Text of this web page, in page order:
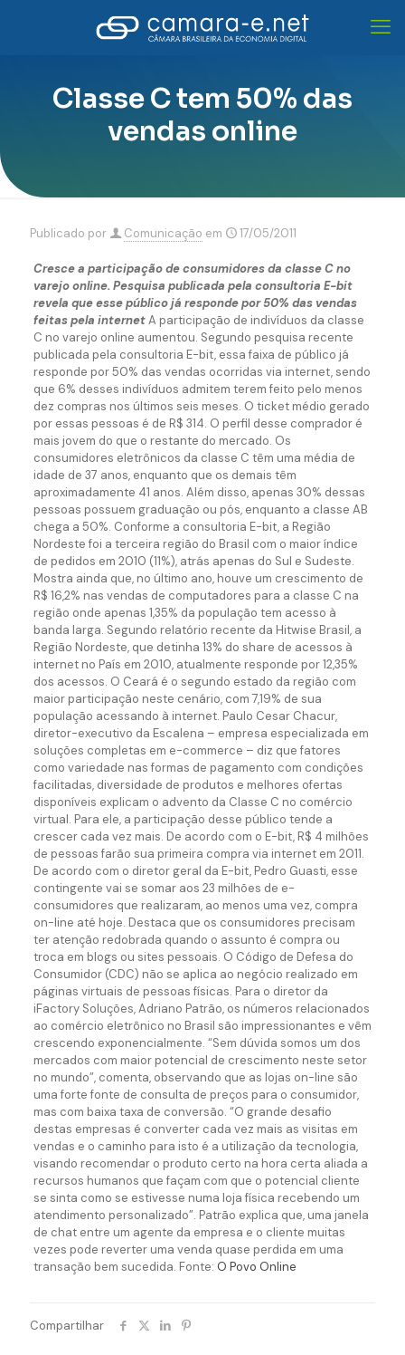
Classe C tem 50% das
vendas online
Publicado por Comunicação em 17/05/2011
Cresce a participação de consumidores da classe C no
varejo online. Pesquisa publicada pela consultoria E-bit
revela que esse público já responde por 50% das vendas
feitas pela internetA participação de indivíduos da classe
C no varejo online aumentou. Segundo pesquisa recente
publicada pela consultoria E-bit, essa faixa de público já
responde por 50% das vendas ocorridas via internet, sendo
que 6% desses indivíduos admitem terem feito pelo menos
dez compras nos últimos seis meses. O ticket médio gerado
por essas pessoas é de R$ 314. O perfil desse comprador é
mais jovem do que o restante do mercado. Os
consumidores eletrônicos da classe C têm uma média de
idade de 37 anos, enquanto que os demais têm
aproximadamente 41 anos. Além disso, apenas 30% dessas
pessoas possuem graduação ou pós, enquanto a classe AB
chega a 50%. Conforme a consultoria E-bit, a Região
Nordeste foi a terceira região do Brasil com o maior índice
de pedidos em 2010 (11%), atrás apenas do Sul e Sudeste.
Mostra ainda que, no último ano, houve um crescimento de
R$ 16,2% nas vendas de computadores para a classe C na
região onde apenas 1,35% da população tem acesso à
banda larga. Segundo relatório recente da Hitwise Brasil, a
Região Nordeste, que detinha 13% do share de acessos à
internet no País em 2010, atualmente responde por 12,35%
dos acessos. O Ceará é o segundo estado da região com
maior participação neste cenário, com 7,19% de sua
população acessando à internet. Paulo Cesar Chacur,
diretor-executivo da Escalena – empresa especializada em
soluções completas em e-commerce – diz que fatores
como variedade nas formas de pagamento com condições
facilitadas, diversidade de produtos e melhores ofertas
disponíveis explicam o advento da Classe C no comércio
virtual. Para ele, a participação desse público tende a
crescer cada vez mais. De acordo com o E-bit, R$ 4 milhões
de pessoas farão sua primeira compra via internet em 2011.
De acordo com o diretor geral da E-bit, Pedro Guasti, esse
contingente vai se somar aos 23 milhões de e-
consumidores que realizaram, ao menos uma vez, compra
on-line até hoje. Destaca que os consumidores precisam
ter atenção redobrada quando o assunto é compra ou
troca em blogs ou sites pessoais. O Código de Defesa do
Consumidor (CDC) não se aplica ao negócio realizado em
páginas virtuais de pessoas físicas. Para o diretor da
iFactory Soluções, Adriano Patrão, os números relacionados
ao comércio eletrônico no Brasil são impressionantes e vêm
crescendo exponencialmente. “Sem dúvida somos um dos
mercados com maior potencial de crescimento neste setor
no mundo”, comenta, observando que as lojas on-line são
uma forte fonte de consulta de preços para o consumidor,
mas com baixa taxa de conversão. “O grande desafio
destas empresas é converter cada vez mais as visitas em
vendas e o caminho para isto é a utilização da tecnologia,
visando recomendar o produto certo na hora certa aliada a
recursos humanos que façam com que o potencial cliente
se sinta como se estivesse numa loja física recebendo um
atendimento personalizado”. Patrão explica que, uma janela
de chat entre um agente da empresa e o cliente muitas
vezes pode reverter uma venda quase perdida em uma
transação bem sucedida. Fonte: O Povo Online
Compartilhar